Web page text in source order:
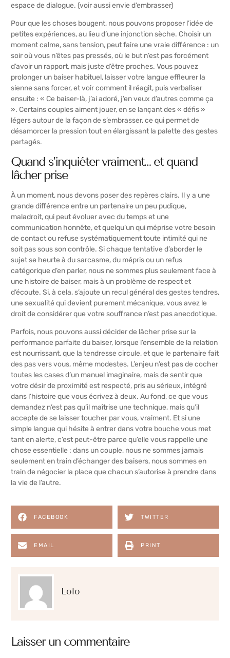
espace de dialogue. (voir aussienvie d’embrasser)
Pour que les choses bougent, nous pouvons proposer l’idée de
petites expériences, au lieu d’une injonction sèche. Choisir un
moment calme, sans tension, peut faire une vraie différence : un
soir où vous n’êtes pas pressés, où le but n’est pas forcément
d’avoir un rapport, mais juste d’être proches. Vous pouvez
prolonger un baiser habituel, laisser votre langue effleurer la
sienne sans forcer, et voir comment il réagit, puis verbaliser
ensuite : « Ce baiser-là, j’ai adoré, j’en veux d’autres comme ça
». Certains couples aiment jouer, en se lançant des « défis »
légers autour de la façon de s’embrasser, ce qui permet de
désamorcer la pression tout en élargissant la palette des gestes
partagés.
Quand s’inquiéter vraiment… et quand
lâcher prise
À un moment, nous devons poser des repères clairs. Il y a une
grande différence entre un partenaire un peu pudique,
maladroit, qui peut évoluer avec du temps et une
communication honnête, et quelqu’un qui méprise votre besoin
de contact ou refuse systématiquement toute intimité qui ne
soit pas sous son contrôle. Si chaque tentative d’aborder le
sujet se heurte à du sarcasme, du mépris ou un refus
catégorique d’en parler, nous ne sommes plus seulement face à
une histoire de baiser, mais à un problème de respect et
d’écoute. Si, à cela, s’ajoute un recul général des gestes tendres,
une sexualité qui devient purement mécanique, vous avez le
droit de considérer que votre souffrance n’est pas anecdotique.
Parfois, nous pouvons aussi décider de lâcher prise sur la
performance parfaite du baiser, lorsque l’ensemble de la relation
est nourrissant, que la tendresse circule, et que le partenaire fait
des pas vers vous, même modestes. L’enjeu n’est pas de cocher
toutes les cases d’un manuel imaginaire, mais de sentir que
votre désir de proximité est respecté, pris au sérieux, intégré
dans l’histoire que vous écrivez à deux. Au fond, ce que vous
demandez n’est pas qu’il maîtrise une technique, mais qu’il
accepte de se laisser toucher par vous, vraiment. Et si une
simple langue qui hésite à entrer dans votre bouche vous met
tant en alerte, c’est peut-être parce qu’elle vous rappelle une
chose essentielle : dans un couple, nous ne sommes jamais
seulement en train d’échanger des baisers, nous sommes en
train de négocier la place que chacun s’autorise à prendre dans
la vie de l’autre.
FACEBOOK TWITTER
EMAIL PRINT
Lolo
Laisser un commentaire